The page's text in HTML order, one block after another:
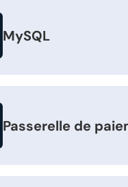
MySQL
Passerelle de